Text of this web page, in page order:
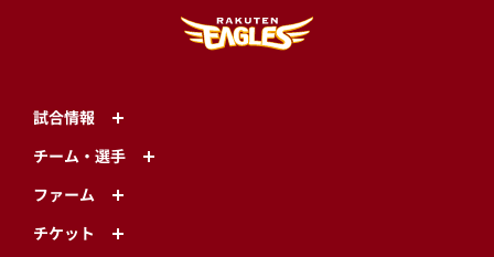
試合情報
チーム・選手
ファーム
チケット